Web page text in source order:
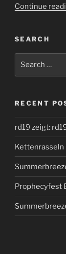
Continue
SEARCH
RECENT
rd19 zeigt:
Kettenrasseln
Prophecyfest